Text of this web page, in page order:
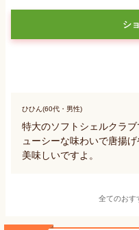
シ
ひひん(60代・男性)
特大のソフトシェルクラ
ューシーな味わいで唐揚
美味しいですよ。
全てのおす